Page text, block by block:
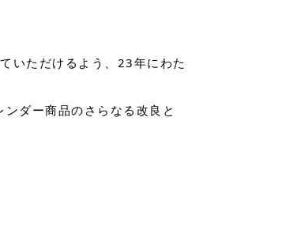
いただけるよう、23年にわた
ダー商品のさらなる改良と